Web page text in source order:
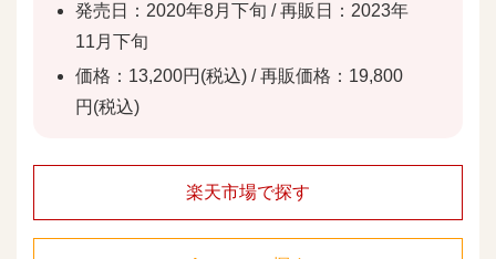
発売日：2020年8月下旬 / 再販日：2023年
11月下旬
価格：13,200円(税込) / 再販価格：19,800
円(税込)
楽天市場で探す